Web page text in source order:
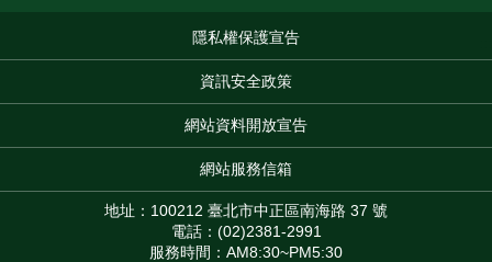
隱私權保護宣告
資訊安全政策
網站資料開放宣告
網站服務信箱
地址：100212 臺北市中正區南海路 37 號
電話：(02)2381-2991
服務時間：AM8:30~PM5:30